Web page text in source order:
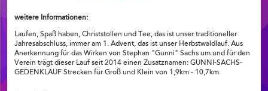
weitere Informationen:
Laufen, Spaß haben, Christstollen und Tee, das ist unser traditioneller
Jahresabschluss, immer am 1. Advent, das ist unser Herbstwaldlauf. Aus
Anerkennung für das Wirken von Stephan "Gunni" Sachs um und für den
Verein trägt dieser Lauf seit 2014 einen Zusatznamen: GUNNI-SACHS-
GEDENKLAUF Strecken für Groß und Klein von 1,9km - 10,7km.